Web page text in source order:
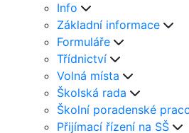
Info
Základní informace
Formuláře
Třídnictví
Volná místa
Školská rada
Školní poradenské
Přijímací řízení na SŠ